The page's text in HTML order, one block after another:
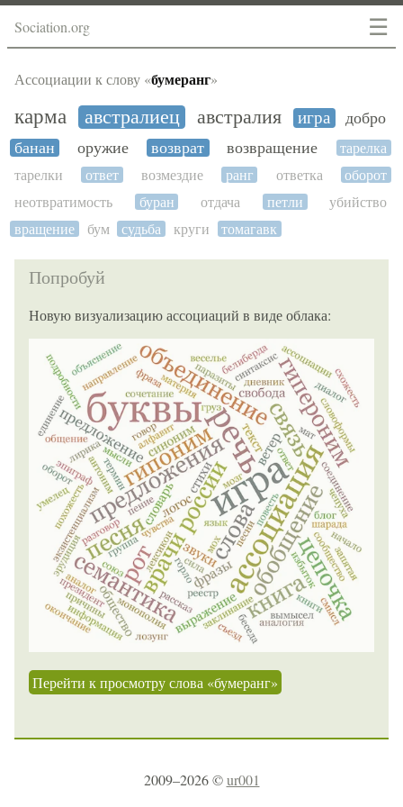
☰
Sociation.org
Ассоциации к слову «бумеранг»
карма австралиец австралия игра
добро
банан
оружие возврат возвращение
тарелка
тарелки
ответ возмездие ранг ответка
оборот
неотвратимость
буран отдача петли
убийство
вращение
бум судьба круги томагавк
Попробуй
Новую визуализацию ассоциаций в виде облака:
Перейти к просмотру слова «бумеранг»
2009–2026 ©ur001